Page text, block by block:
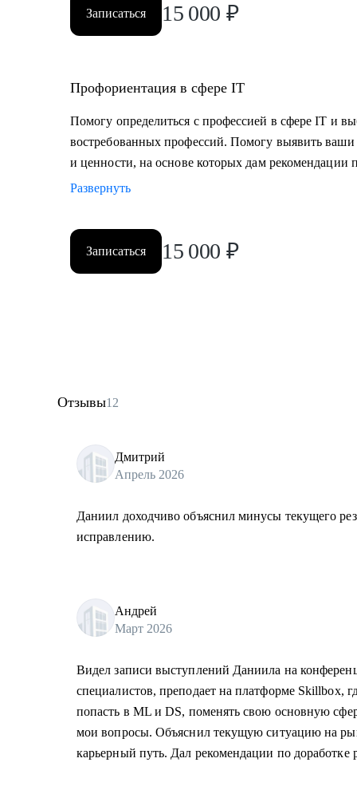
Записаться 15 000 ₽
Профориентация в сфере IT
Помогу определиться с профессией в сфере IT и
востребованных профессий. Помогу выявить
и ценности, на основе которых дам рекомендации
Развернуть
Записаться 15 000 ₽
Отзывы12
Дмитрий
Апрель 2026
Даниил доходчиво объяснил минусы текущего
исправлению.
Андрей
Март 2026
Видел записи выступлений Даниила на
специалистов, преподает на платформе Skillbox,
попасть в ML и DS, поменять свою основную
мои вопросы. Объяснил текущую ситуацию на
карьерный путь. Дал рекомендации по доработке